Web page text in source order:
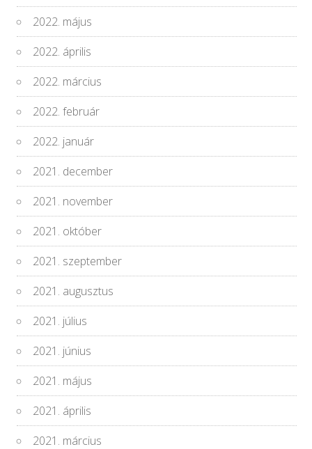
2022. május
2022. április
2022. március
2022. február
2022. január
2021. december
2021. november
2021. október
2021. szeptember
2021. augusztus
2021. július
2021. június
2021. május
2021. április
2021. március